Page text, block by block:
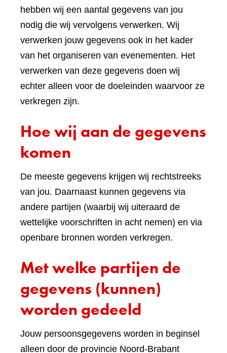
hebben wij een aantal gegevens van jou
nodig die wij vervolgens verwerken. Wij
verwerken jouw gegevens ook in het kader
van het organiseren van evenementen. Het
verwerken van deze gegevens doen wij
echter alleen voor de doeleinden waarvoor ze
verkregen zijn.
Hoe wij aan de gegevens
komen
De meeste gegevens krijgen wij rechtstreeks
van jou. Daarnaast kunnen gegevens via
andere partijen (waarbij wij uiteraard de
wettelijke voorschriften in acht nemen) en via
openbare bronnen worden verkregen.
Met welke partijen de
gegevens (kunnen)
worden gedeeld
Jouw persoonsgegevens worden in beginsel
alleen door de provincie Noord-Brabant